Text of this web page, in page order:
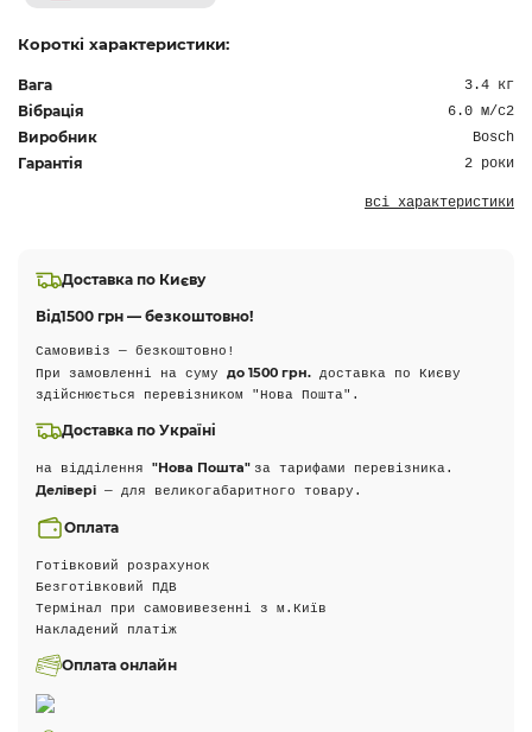
Короткі характеристики:
Вага 3.4 кг
Вібрація 6.0 м/с2
Виробник Bosch
Гарантія 2 роки
всі характеристики
Доставка по Києву
Від1500 грн — безкоштовно!
Самовивіз — безкоштовно!
При замовленні на суму до 1500 грн. доставка по Києву
здійснюється перевізником "Нова Пошта".
Доставка по Україні
на відділення "Нова Пошта" за тарифами перевізника.
Делівері — для великогабаритного товару.
Оплата
Готівковий розрахунок
Безготівковий ПДВ
Термінал при самовивезенні з м.Київ
Накладений платіж
Оплата онлайн